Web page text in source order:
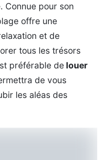
Connue pour son
offre une
et de
tous les trésors
préférable de louer
de vous
les aléas des